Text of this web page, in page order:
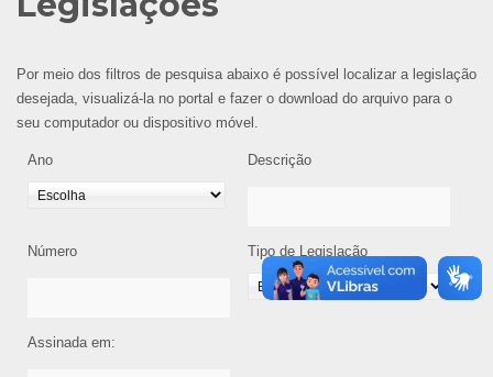
Por meio dos filtros de pesquisa abaixo é possível localizar a legislação
desejada, visualizá-la no portal e fazer o download do arquivo para o
seu computador ou dispositivo móvel.
Ano Descrição
Número Tipo de Legislação
Assinada em: